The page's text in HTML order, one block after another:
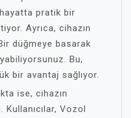
pratik bir
Ayrıca, cihazın
düğmeye basarak
Bu,
bir avantaj sağlıyor.
ise, cihazın
Vozol